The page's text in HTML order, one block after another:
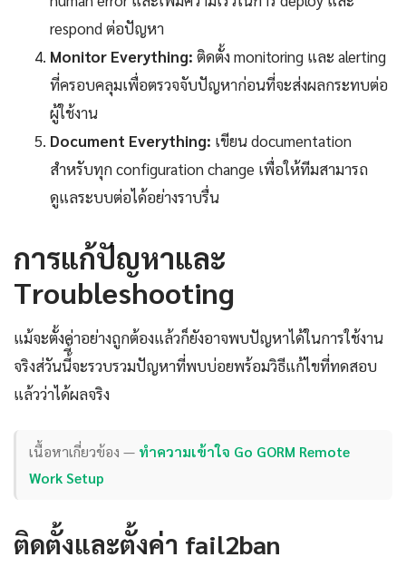
respond ต่อปัญหา
Monitor Everything: ติดตั้ง monitoring และ alerting
ที่ครอบคลุมเพื่อตรวจจับปัญหาก่อนที่จะส่งผลกระทบต่อ
ผู้ใช้งาน
Document Everything: เขียน documentation
สำหรับทุก configuration change เพื่อให้ทีมสามารถ
ดูแลระบบต่อได้อย่างราบรื่น
การแก้ปัญหาและ
Troubleshooting
แม้จะตั้งค่าอย่างถูกต้องแล้วก็ยังอาจพบปัญหาได้ในการใช้งาน
จริงส่วันนี้ี้จะรวบรวมปัญหาที่พบบ่อยพร้อมวิธีแก้ไขที่ทดสอบ
แล้วว่าได้ผลจริง
เนื้อหาเกี่ยวข้อง — ทำความเข้าใจ Go GORM Remote
Work Setup
ติดตั้งและตั้งค่า fail2ban